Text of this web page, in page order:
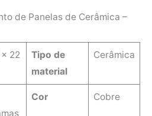
de Panelas de Cerâmica –
22
Tipo de
material
‎Cerâmica
Cor Cobre